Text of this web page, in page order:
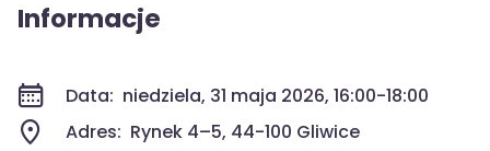
Informacje
Data: niedziela, 31 maja 2026, 16:00-18:00
Adres: Rynek 4–5, 44-100 Gliwice